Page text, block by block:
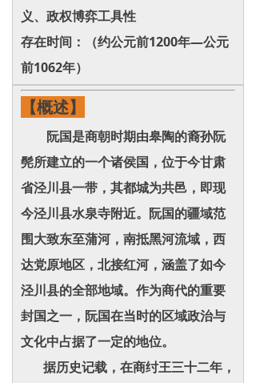
义‌、‌政权博弈工具性
存在时间：（约公元前1200年—公元
前1062年）
【概述】
阮国是商朝时期由皋陶的裔孙阮
髡所建立的一个诸侯国，位于今甘肃
省泾川县一带，其都城为共邑，即现
今泾川县水泉寺附近。阮国的疆域范
围大致东至蒲河，南抵黑河流域，西
达党原地区，北接红河，涵盖了如今
泾川县的全部地域。作为商代的重要
封国之一，阮国在当时的区域政治与
文化中占据了一定的地位。
据历史记载，在商纣王三十二年，